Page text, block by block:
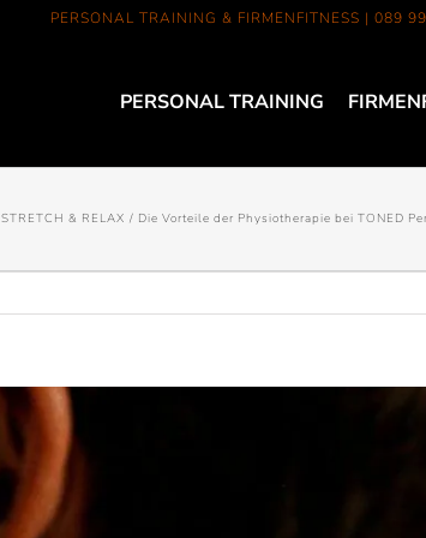
PERSONAL TRAINING & FIRMENFITNESS | 089
PERSONAL TRAINING
STRETCH & RELAX Die Vorteile der Physiotherapie bei TONED